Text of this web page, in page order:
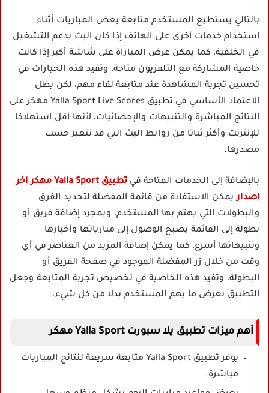
بالتالي يستطيع المستخدم متابعة بعض المباريات أثناء
استخدام خدمات أخرى على الهاتف إذا كان البث يدعم التشغيل
في الخلفية، كما يمكن عرض المباراة على شاشة أكبر إذا كانت
خاصية المشاركة مع التلفزيون متاحة، وتفيد هذه الخيارات في
تحسين تجربة المشاهدة عند متابعة لقاء مهم، لكن يظل
الاعتماد الأساسي في تطبيق Yalla Sport Live Scores مهكر على
النتائج المباشرة والتنبيهات والإحصائيات، لأنها أقل استهلاكا
للإنترنت وأكثر ثباتا من روابط البث التي قد تتغير حسب
مصدرها.
بالإضافة إلى الخدمات المتاحة في
تطبيق Yalla Sport مهكر اخر
اصداريمكن الاستفادة من قائمة المفضلة لتحديد الفرق
والبطولات التي يهتم بها المستخدم، وبمجرد إضافة فريق أو
بطولة إلى القائمة يصبح الوصول إلى مبارياتها وأخبارها
وتنبيهاتها أسرع، كما يمكن إضافة المزيد من العناصر في أي
وقت من خلال زر المفضلة الموجود في صفحة الفريق أو
البطولة، وتفيد هذه الخاصية في تخصيص تجربة المتابعة وجعل
التطبيق يعرض ما يهم المستخدم بدلا من كل شيء.
أهم ميزات تطبيق يلا سبورت Yalla Sport مهكر
يوفر تطبيق Yalla Sport متابعة سريعة لنتائج المباريات
مباشرة.